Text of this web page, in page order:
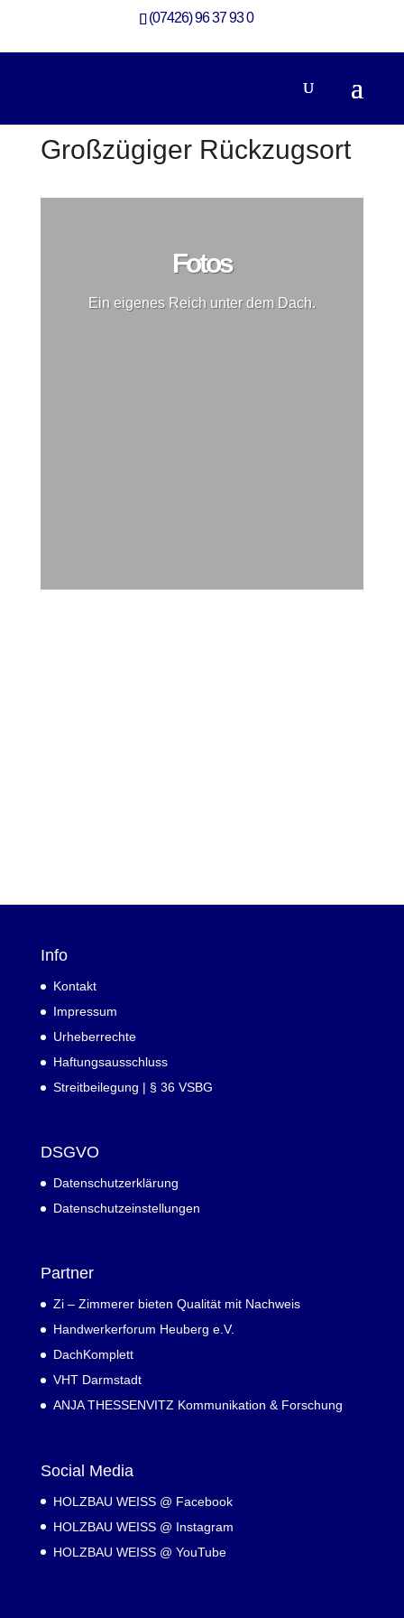
(07426) 96 37 93 0
Großzügiger Rückzugsort
Fotos
Ein eigenes Reich unter dem Dach.
Info
Kontakt
Impressum
Urheberrechte
Haftungsausschluss
Streitbeilegung | § 36 VSBG
DSGVO
Datenschutzerklärung
Datenschutzeinstellungen
Partner
Zi – Zimmerer bieten Qualität mit Nachweis
Handwerkerforum Heuberg e.V.
DachKomplett
VHT Darmstadt
ANJA THESSENVITZ Kommunikation & Forschung
Social Media
HOLZBAU WEISS @ Facebook
HOLZBAU WEISS @ Instagram
HOLZBAU WEISS @ YouTube